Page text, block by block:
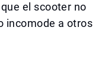
el scooter no
incomode a otros